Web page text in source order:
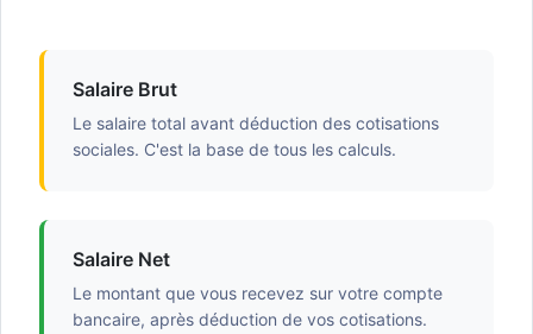
Salaire Brut
Le salaire total avant déduction des cotisations
sociales. C'est la base de tous les calculs.
Salaire Net
Le montant que vous recevez sur votre compte
bancaire, après déduction de vos cotisations.